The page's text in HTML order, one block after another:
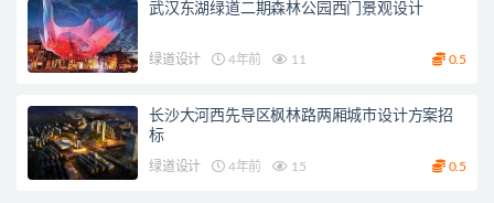
武汉东湖绿道二期森林公园西门景观设计
绿道设计 4年前 11 0.5
长沙大河西先导区枫林路两厢城市设计方案招
标
绿道设计 4年前 15 0.5